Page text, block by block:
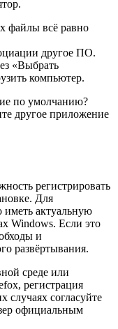
файлы всё равно
другое ПО.
«Выбрать
компьютер.
по умолчанию?
другое приложение
регистрировать
Для
иметь актуальную
Windows. Если это
и
развёртывания.
среде или
регистрация
случаях согласуйте
официальным